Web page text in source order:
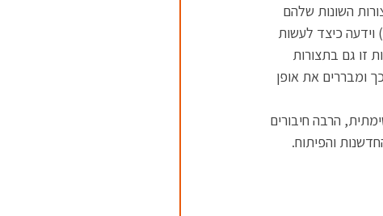
השונות שלהם
כיצד לעשות
זו גם בתצורות
ומבררים את אופן
הרבה חיבורים
והפיתוח.